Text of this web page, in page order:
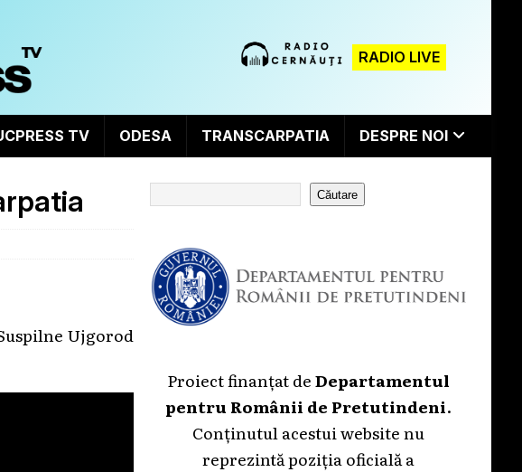
RADIO LIVE
TV ODESA TRANSCARPATIA DESPRE NOI
Ujgorod
Căutare
Proiect finanțat deDepartamentul
pentru Românii de Pretutindeni.
Conținutul acestui website nu
reprezintă poziția oficială a